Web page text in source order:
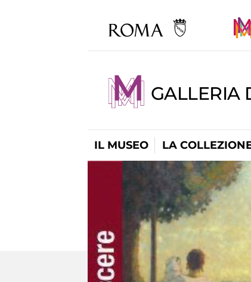
GALLERIA
IL MUSEO LA